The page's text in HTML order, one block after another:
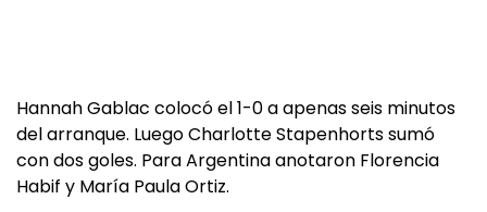
Hannah Gablac colocó el 1-0 a apenas seis minutos
del arranque. Luego Charlotte Stapenhorts sumó
con dos goles. Para Argentina anotaron Florencia
Habif y María Paula Ortiz.